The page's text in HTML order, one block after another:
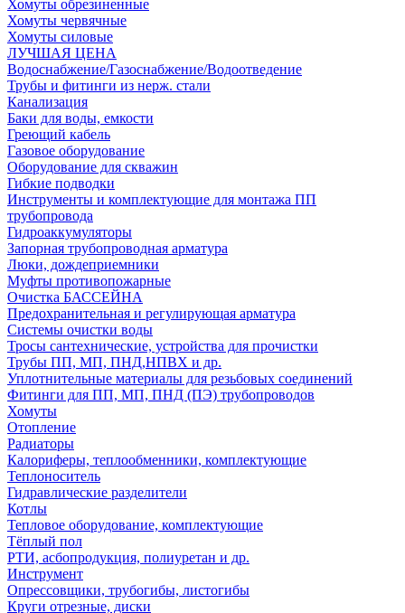
Хомуты обрезиненные
Хомуты червячные
Хомуты силовые
ЛУЧШАЯ ЦЕНА
Водоснабжение/Газоснабжение/Водоотведение
Трубы и фитинги из нерж. стали
Канализация
Баки для воды, емкости
Греющий кабель
Газовое оборудование
Оборудование для скважин
Гибкие подводки
Инструменты и комплектующие для монтажа ПП
трубопровода
Гидроаккумуляторы
Запорная трубопроводная арматура
Люки, дождеприемники
Муфты противопожарные
Очистка БАССЕЙНА
Предохранительная и регулирующая арматура
Системы очистки воды
Тросы сантехнические, устройства для прочистки
Трубы ПП, МП, ПНД,НПВХ и др.
Уплотнительные материалы для резьбовых соединений
Фитинги для ПП, МП, ПНД (ПЭ) трубопроводов
Хомуты
Отопление
Радиаторы
Калориферы, теплообменники, комплектующие
Теплоноситель
Гидравлические разделители
Котлы
Тепловое оборудование, комплектующие
Тёплый пол
РТИ, асбопродукция, полиуретан и др.
Инструмент
Опрессовщики, трубогибы, листогибы
Круги отрезные, диски